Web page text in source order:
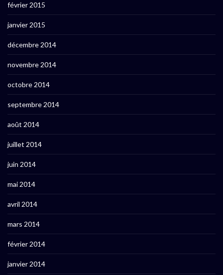
février 2015
janvier 2015
décembre 2014
novembre 2014
octobre 2014
septembre 2014
août 2014
juillet 2014
juin 2014
mai 2014
avril 2014
mars 2014
février 2014
janvier 2014